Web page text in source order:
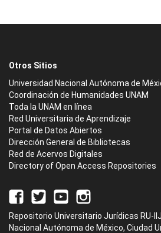
Otros Sitios
Universidad Nacional Autónoma de
Coordinación de Humanidades UNAM
Toda la UNAM en línea
Red Universitaria de Aprendizaje
Portal de Datos Abiertos
Dirección General de Bibliotecas
Red de Acervos Digitales
Directory of Open Access Repositories
Repositorio Universitario Jurídicas RU-
Nacional Autónoma de México, Ciudad